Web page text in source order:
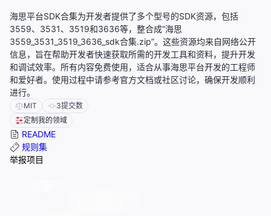
海思平台SDK合集为开发者提供了多个型号的SDK资源，包括
3559、3531、3519和3636等，整合成“海思
3559_3531_3519_3636_sdk合集.zip”。这些资源均来自网络公开
信息，旨在帮助开发者快速获取所需的开发工具和资料，提升开发
和调试效率。所有内容免费使用，适合从事海思平台开发的工程师
和爱好者。使用过程中请参考官方文档或社区讨论，确保开发顺利
进行。
MIT 3提交数
定制我的领域
README
规则集
举报项目